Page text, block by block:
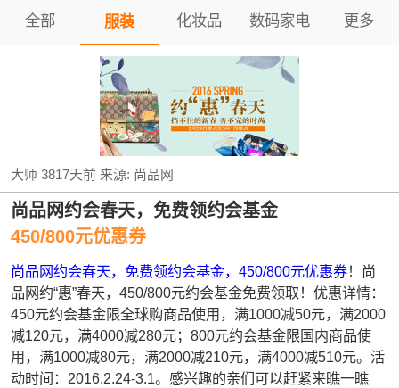
全部 服装 化妆品 数码家电 更多
大师 3817天前来源: 尚品网
尚品网约会春天，免费领约会基金
450/800元优惠券
尚品网约会春天，免费领约会基金，450/800元优惠券！尚
品网约“惠”春天，450/800元约会基金免费领取！优惠详情：
450元约会基金限全球购商品使用，满1000减50元，满2000
减120元，满4000减280元；800元约会基金限国内商品使
用，满1000减80元，满2000减210元，满4000减510元。活
动时间：2016.2.24-3.1。感兴趣的亲们可以赶紧来瞧一瞧